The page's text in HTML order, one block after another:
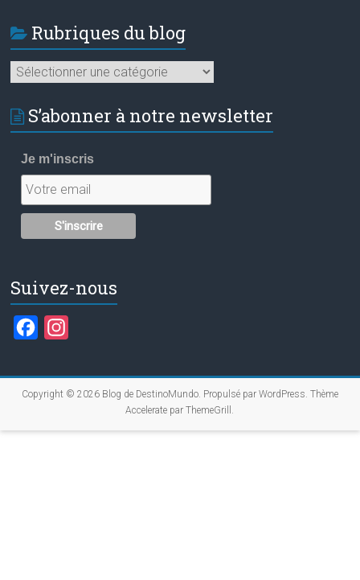
Rubriques du blog
Rubriques
du
S’abonner à notre newsletter
Je m'inscris
Suivez-nous
c
e
s
t
Copyright © 2026 Blog de DestinoMundo. Propulsé par WordPress. Thème
Accelerate parThemeGrill .